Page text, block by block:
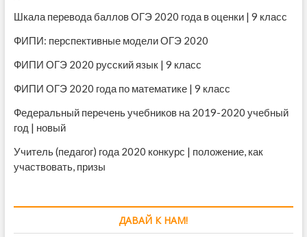
Шкала перевода баллов ОГЭ 2020 года в оценки | 9 класс
ФИПИ: перспективные модели ОГЭ 2020
ФИПИ ОГЭ 2020 русский язык | 9 класс
ФИПИ ОГЭ 2020 года по математике | 9 класс
Федеральный перечень учебников на 2019-2020 учебный
год | новый
Учитель (педагог) года 2020 конкурс | положение, как
участвовать, призы
ДАВАЙ К НАМ!